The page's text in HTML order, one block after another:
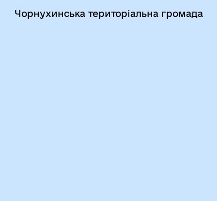
Чорнухинська територіальна громада